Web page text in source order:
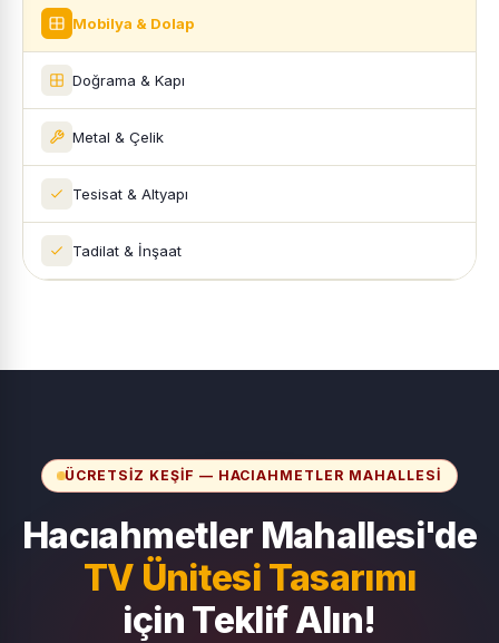
Mobilya & Dolap
Doğrama & Kapı
Metal & Çelik
Tesisat & Altyapı
Tadilat & İnşaat
ÜCRETSIZ KEŞIF — HACIAHMETLER MAHALLESI
Hacıahmetler Mahallesi'de
TV Ünitesi Tasarımı
için Teklif Alın!